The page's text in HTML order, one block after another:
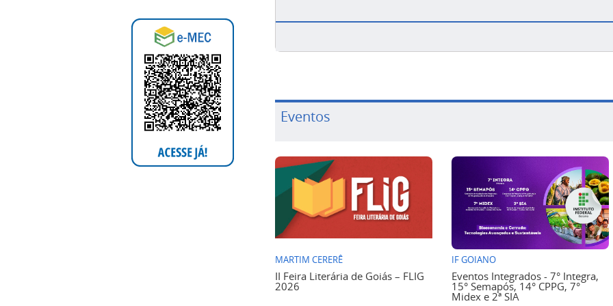
Eventos
MARTIM CERERÊ
II Feira Literária de Goiás – FLIG
2026
IF GOIANO
Eventos Integrados - 7° Integra,
15° Semapós, 14° CPPG, 7°
Midex e 2ª SIA